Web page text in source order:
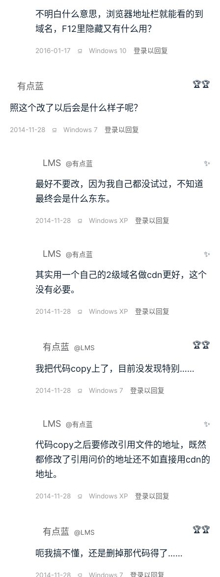
不明白什么意思，浏览器地址栏就能看的到
域名，F12里隐藏又有什么用？
2016-01-17 ⫑ Windows 10 登录以回复
有点蓝 🏆🏆
照这个改了以后会是什么样子呢？
2014-11-28 ⫑ Windows 7 登录以回复
LMS @有点蓝 ✨
最好不要改，因为我自己都没试过，不知道
最终会是什么东东。
2014-11-28 ⫑ Windows XP 登录以回复
LMS @有点蓝 ✨
其实用一个自己的2级域名做cdn更好，这个
没有必要。
2014-11-28 ⫑ Windows XP 登录以回复
有点蓝 @LMS 🏆🏆
我把代码copy上了，目前没发现特别……
2014-11-28 ⫑ Windows 7 登录以回复
LMS @有点蓝 ✨
代码copy之后要修改引用文件的地址，既然
都修改了引用问价的地址还不如直接用cdn的
地址。
2014-11-28 ⫑ Windows XP 登录以回复
有点蓝 @LMS 🏆🏆
呃我搞不懂，还是删掉那代码得了……
2014-11-28 ⫑ Windows 7 登录以回复